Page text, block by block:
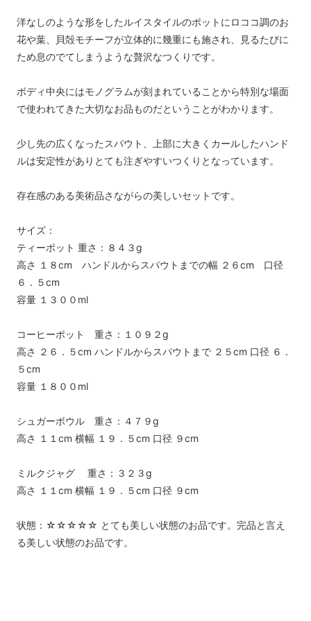
洋なしのような形をしたルイスタイルのポットにロココ調のお
花や葉、貝殻モチーフが立体的に幾重にも施され、見るたびに
ため息のでてしまうような贅沢なつくりです。
ボディ中央にはモノグラムが刻まれていることから特別な場面
で使われてきた大切なお品ものだということがわかります。
少し先の広くなったスパウト、上部に大きくカールしたハンド
ルは安定性がありとても注ぎやすいつくりとなっています。
存在感のある美術品さながらの美しいセットです。
サイズ：
ティーポット 重さ：８４３g
高さ １８cm ハンドルからスパウトまでの幅 ２６cm 口径
６．５cm
容量 １３００ml
コーヒーポット 重さ：１０９２g
高さ ２６．５cm ハンドルからスパウトまで ２５cm 口径 ６．
５cm
容量 １８００ml
シュガーボウル 重さ：４７９g
高さ １１cm 横幅 １９．５cm 口径 ９cm
ミルクジャグ 重さ：３２３g
高さ １１cm 横幅 １９．５cm 口径 ９cm
状態：☆☆☆☆☆ とても美しい状態のお品です。完品と言え
る美しい状態のお品です。